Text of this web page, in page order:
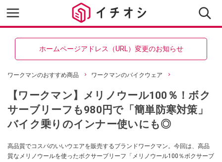
ホームページアドレス（URL）変更のお知らせ
ワークマンのおすすめ商品 ワークマンのバイクウェア
【ワークマン】メリノウール100％！ボク
サーブリーフも980円で「簡単防寒対策」
バイク乗りのインナー使いにも◎
高品質でコスパのいいウエアを販売するブランドワークマン。今回は、高品
質なメリノウールを使ったボクサーブリーフ「メリノウール100％ボクサーブ